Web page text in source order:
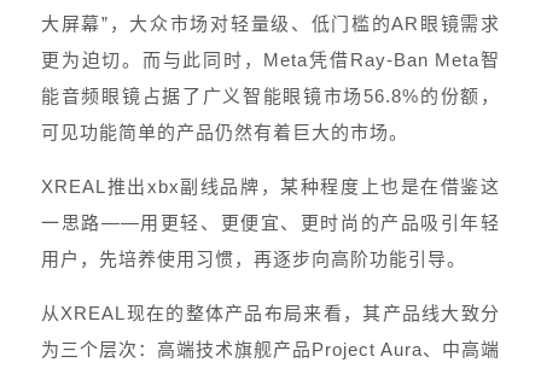
大屏幕”，大众市场对轻量级、低门槛的AR眼镜需求
更为迫切。而与此同时，Meta凭借Ray-Ban Meta智
能音频眼镜占据了广义智能眼镜市场56.8%的份额，
可见功能简单的产品仍然有着巨大的市场。
XREAL推出xbx副线品牌，某种程度上也是在借鉴这
一思路——用更轻、更便宜、更时尚的产品吸引年轻
用户，先培养使用习惯，再逐步向高阶功能引导。
从XREAL现在的整体产品布局来看，其产品线大致分
为三个层次：高端技术旗舰产品Project Aura、中高端